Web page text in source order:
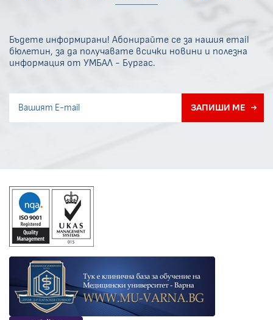
Бъдете информирани! Абонирайте се за нашия email
бюлетин, за да получавате всички новини и полезна
информация от УМБАЛ - Бургас.
ЗАПИШИ МЕ